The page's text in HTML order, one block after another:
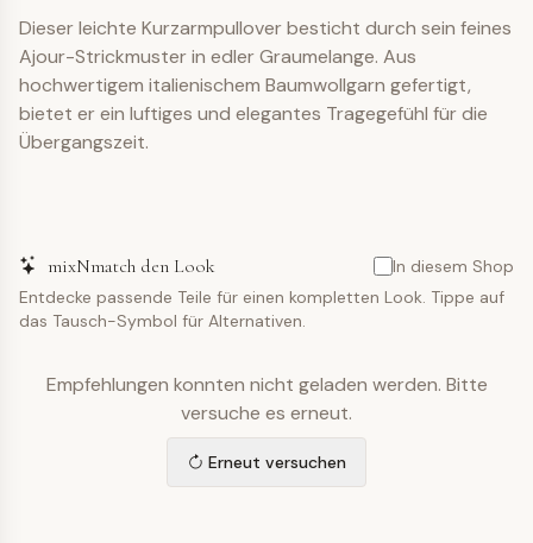
Dieser leichte Kurzarmpullover besticht durch sein feines
Ajour-Strickmuster in edler Graumelange. Aus
hochwertigem italienischem Baumwollgarn gefertigt,
bietet er ein luftiges und elegantes Tragegefühl für die
Übergangszeit.
mixNmatch den Look
In diesem Shop
Entdecke passende Teile für einen kompletten Look. Tippe auf
das Tausch-Symbol für Alternativen.
Empfehlungen konnten nicht geladen werden. Bitte
versuche es erneut.
Erneut versuchen